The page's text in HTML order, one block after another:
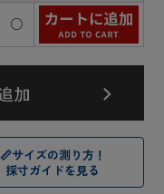
○
📏サイズの測り方！
採寸ガイドを見る